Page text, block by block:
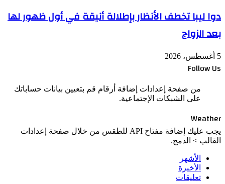
دوا ليبا تخطف الأنظار بإطلالة أنيقة في أول ظهور لها
بعد الزواج
5 أغسطس، 2026
Follow Us
من صفحة إعدادات إضافة أرقام قم بتعيين بيانات حساباتك
على الشبكات الإجتماعية.
Weather
يجب عليك إضافة مفتاح API للطقس من خلال صفحة إعدادات
القالب > الدمج.
الأشهر
الأخيرة
تعليقات